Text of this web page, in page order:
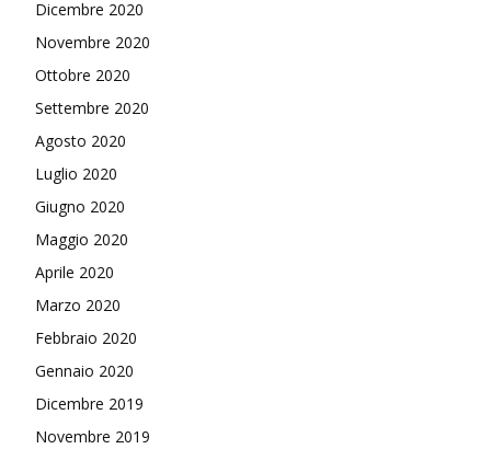
Dicembre 2020
Novembre 2020
Ottobre 2020
Settembre 2020
Agosto 2020
Luglio 2020
Giugno 2020
Maggio 2020
Aprile 2020
Marzo 2020
Febbraio 2020
Gennaio 2020
Dicembre 2019
Novembre 2019